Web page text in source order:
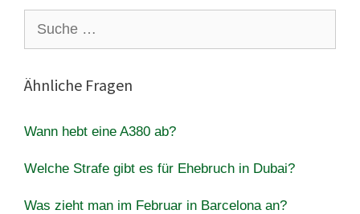
nach:
Ähnliche Fragen
Wann hebt eine A380 ab?
Welche Strafe gibt es für Ehebruch in Dubai?
Was zieht man im Februar in Barcelona an?